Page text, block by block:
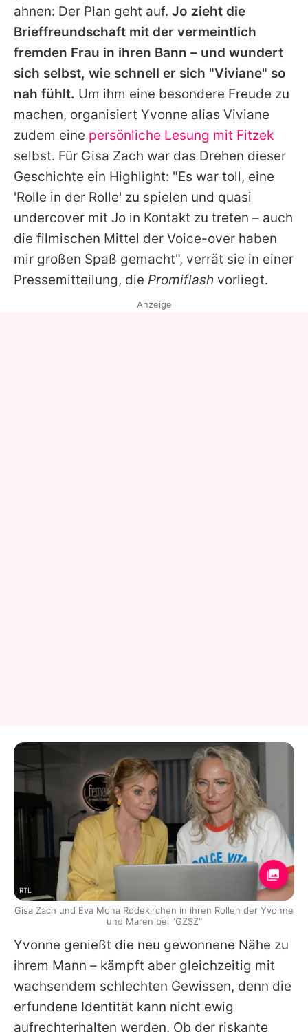
ahnen: Der Plan geht auf. Jo zieht die
Brieffreundschaft mit der vermeintlich
fremden Frau in ihren Bann – und wundert
sich selbst, wie schnell er sich "Viviane" so
nah fühlt. Um ihm eine besondere Freude zu
machen, organisiert Yvonne alias Viviane
zudem eine persönliche Lesung mit Fitzek
selbst. Für Gisa Zach war das Drehen dieser
Geschichte ein Highlight: "Es war toll, eine
'Rolle in der Rolle' zu spielen und quasi
undercover mit Jo in Kontakt zu treten – auch
die filmischen Mittel der Voice-over haben
mir großen Spaß gemacht", verrät sie in einer
Pressemitteilung, die Promiflash vorliegt.
Yvonne genießt die neu gewonnene Nähe zu
ihrem Mann – kämpft aber gleichzeitig mit
wachsendem schlechten Gewissen, denn die
erfundene Identität kann nicht ewig
aufrechterhalten werden. Ob der riskante
Anzeige
RTL
Gisa Zach und Eva Mona Rodekirchen in ihren Rollen der Yvonne
und Maren bei "GZSZ"